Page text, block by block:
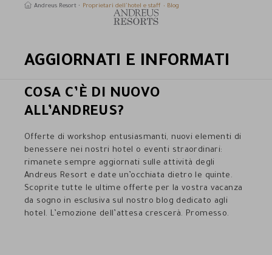
Andreus Resort Proprietari dell’hotel e staff Blog
AGGIORNATI E INFORMATI
COSA C’È DI NUOVO
ALL’ANDREUS?
Offerte di workshop entusiasmanti, nuovi elementi di
benessere nei nostri hotel o eventi straordinari:
rimanete sempre aggiornati sulle attività degli
Andreus Resort e date un’occhiata dietro le quinte.
Scoprite tutte le ultime offerte per la vostra vacanza
da sogno in esclusiva sul nostro blog dedicato agli
hotel. L’emozione dell’attesa crescerà. Promesso.